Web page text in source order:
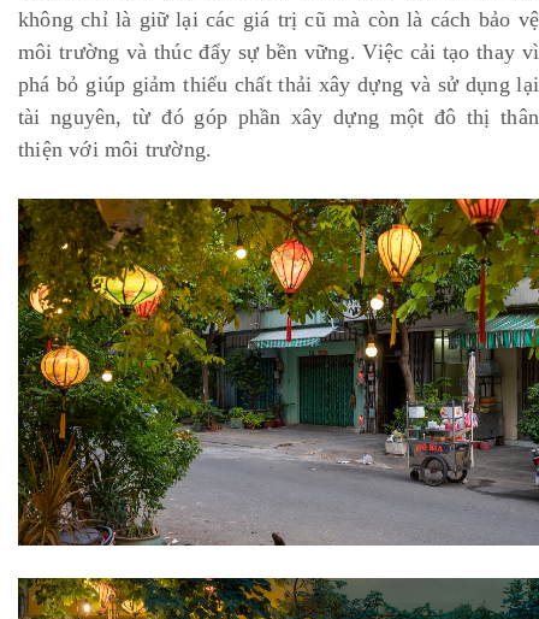
không chỉ là giữ lại các giá trị cũ mà còn là cách bảo vệ
môi trường và thúc đẩy sự bền vững. Việc cải tạo thay vì
phá bỏ giúp giảm thiểu chất thải xây dựng và sử dụng lại
tài nguyên, từ đó góp phần xây dựng một đô thị thân
thiện với môi trường.